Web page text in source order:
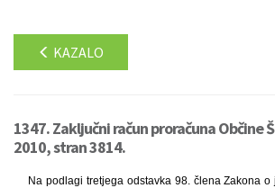
KAZALO
1347. Zaključni račun proračuna Občine
2010, stran 3814.
Na podlagi tretjega odstavka 98. člena Zakona